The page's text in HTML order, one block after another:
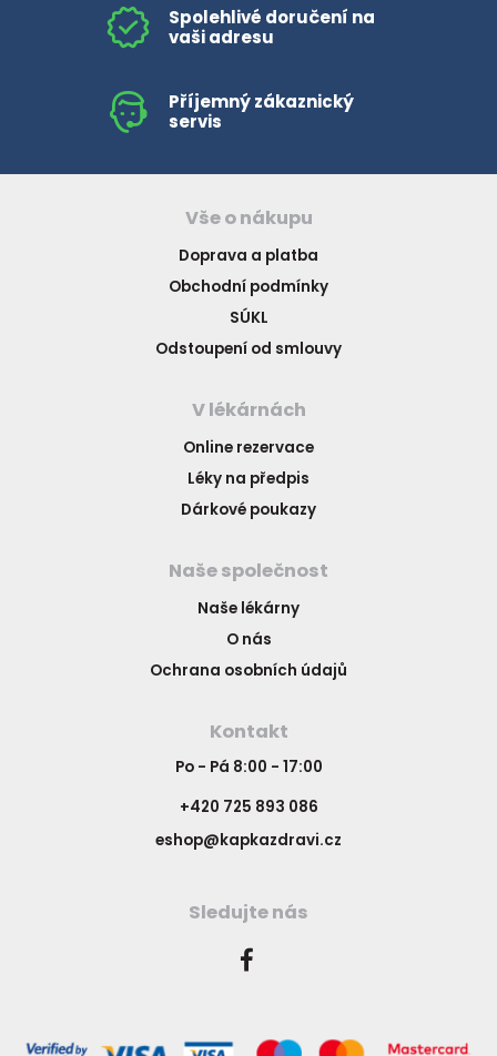
Spolehlivé doručení na
vaši adresu
Příjemný zákaznický
servis
Vše o nákupu
Doprava a platba
Obchodní podmínky
SÚKL
Odstoupení od smlouvy
V lékárnách
Online rezervace
Léky na předpis
Dárkové poukazy
Naše společnost
Naše lékárny
O nás
Ochrana osobních údajů
Kontakt
Po - Pá 8:00 - 17:00
+420 725 893 086
eshop@kapkazdravi.cz
Sledujte nás